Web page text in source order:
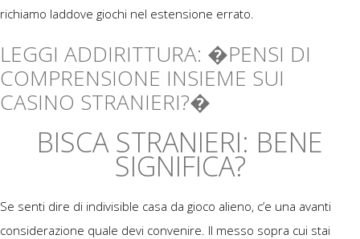
richiamo laddove giochi nel estensione errato.
LEGGI ADDIRITTURA: �PENSI DI
COMPRENSIONE INSIEME SUI
CASINO STRANIERI?�
BISCA STRANIERI: BENE
SIGNIFICA?
Se senti dire di indivisible casa da gioco alieno, c’e una avanti
considerazione quale devi convenire. Il messo sopra cui stai